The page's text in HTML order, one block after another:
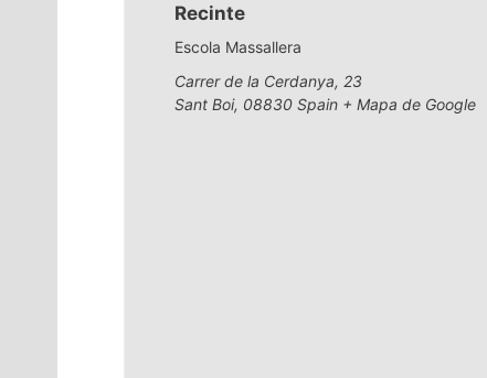
Recinte
Escola Massallera
Carrer de la Cerdanya, 23
Sant Boi, 08830 Spain + Mapa de Google